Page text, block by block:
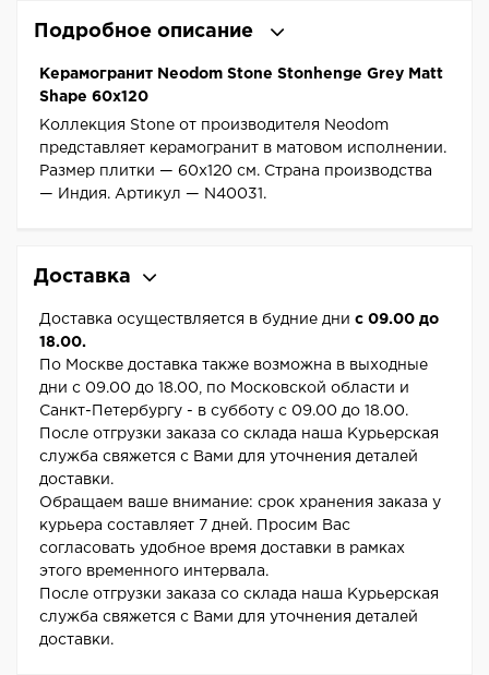
Подробное описание
Керамогранит Neodom Stone Stonhenge Grey Matt
Shape 60x120
Коллекция Stone от производителя Neodom
представляет керамогранит в матовом исполнении.
Размер плитки — 60x120 см. Страна производства
— Индия. Артикул — N40031.
Доставка
Доставка осуществляется в будние дни с 09.00 до
18.00.
По Москве доставка также возможна в выходные
дни с 09.00 до 18.00, по Московской области и
Санкт-Петербургу - в субботу с 09.00 до 18.00.
После отгрузки заказа со склада наша Курьерская
служба свяжется с Вами для уточнения деталей
доставки.
Обращаем ваше внимание: срок хранения заказа у
курьера составляет 7 дней. Просим Вас
согласовать удобное время доставки в рамках
этого временного интервала.
После отгрузки заказа со склада наша Курьерская
служба свяжется с Вами для уточнения деталей
доставки.